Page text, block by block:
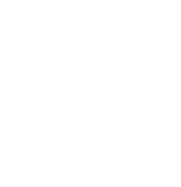
au panier